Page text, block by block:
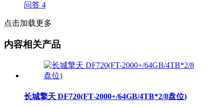
问答 4
点击加载更多
内容相关产品
长城擎天 DF720(FT-2000+/64GB/4TB*2/8盘位)